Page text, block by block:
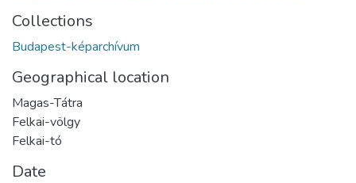
Collections
Budapest-képarchívum
Geographical location
Magas-Tátra
Felkai-völgy
Felkai-tó
Date